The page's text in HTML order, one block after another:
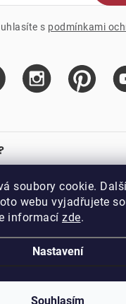
soubory cookie.
webu vyjadřujete
informací zde.
Nastavení
Souhlasím
s podmínkami
programu
CZ spol. s r.o.. Všechna